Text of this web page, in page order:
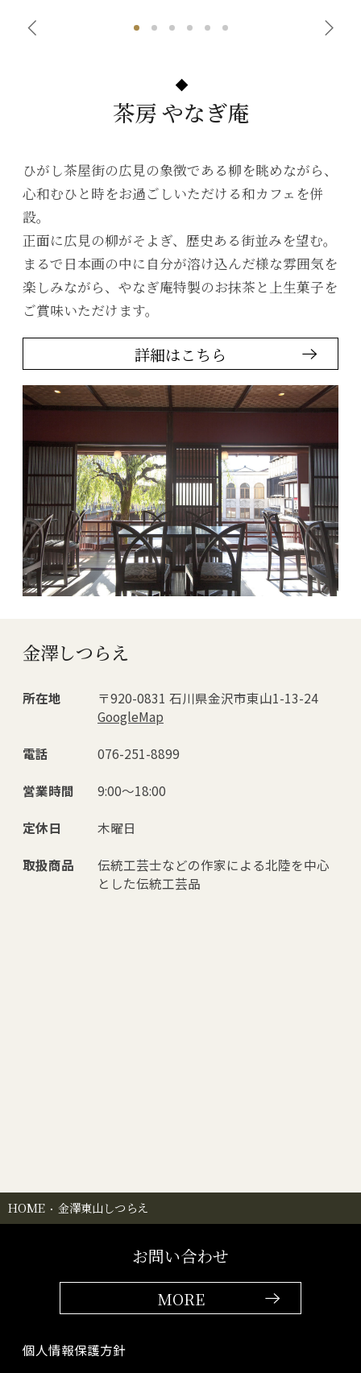
茶房 やなぎ庵
ひがし茶屋街の広見の象徴である柳を眺めながら、
心和むひと時をお過ごしいただける和カフェを併
設。
正面に広見の柳がそよぎ、歴史ある街並みを望む。
まるで日本画の中に自分が溶け込んだ様な雰囲気を
楽しみながら、やなぎ庵特製のお抹茶と上生菓子を
ご賞味いただけます。
詳細はこちら
金澤しつらえ
所在地
〒920-0831 石川県金沢市東山1-13-24
GoogleMap
電話 076-251-8899
営業時間 9:00～18:00
定休日 木曜日
取扱商品
伝統工芸士などの作家による北陸を中心
とした伝統工芸品
HOME 金澤東山しつらえ
お問い合わせ
MORE
個人情報保護方針